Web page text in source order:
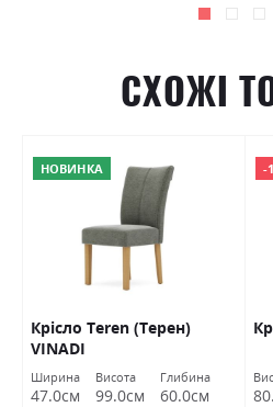
СХОЖІ
НОВИНКА
Крісло Teren (Терен)
VINADI
Ширина
47.0см
Висота
99.0см
Глибина
60.0см
-